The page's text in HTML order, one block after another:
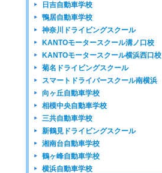
日吉自動車学校
鴨居自動車学校
神奈川ドライビングスクール
KANTOモータースクール溝ノ口校
KANTOモータースクール横浜西口校
菊名ドライビングスクール
スマートドライバースクール南横浜
向ヶ丘自動車学校
相模中央自動車学校
三共自動車学校
新鶴見ドライビングスクール
湘南台自動車学校
鶴ヶ峰自動車学校
横浜自動車学校